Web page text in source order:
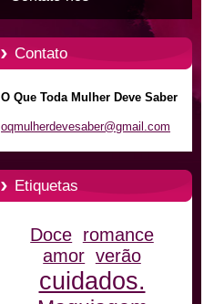
Contato
O Que Toda Mulher Deve Saber
oqmulherdevesaber@gmail.com
Etiquetas
Doce romance
amor verão
cuidados.